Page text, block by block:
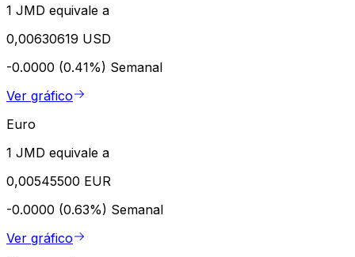
1 JMD equivale a
0,00630619 USD
-0.0000 (0.41%) Semanal
Ver gráfico
Euro
1 JMD equivale a
0,00545500 EUR
-0.0000 (0.63%) Semanal
Ver gráfico